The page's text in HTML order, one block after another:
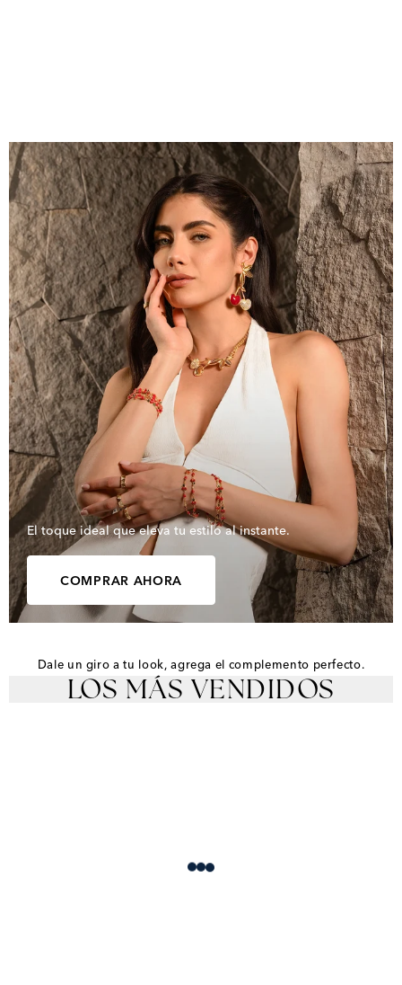
El toque ideal que eleva tu estilo al instante.
COMPRAR AHORA
Dale un giro a tu look, agrega el complemento perfecto.
LOS MÁS VENDIDOS
Loading